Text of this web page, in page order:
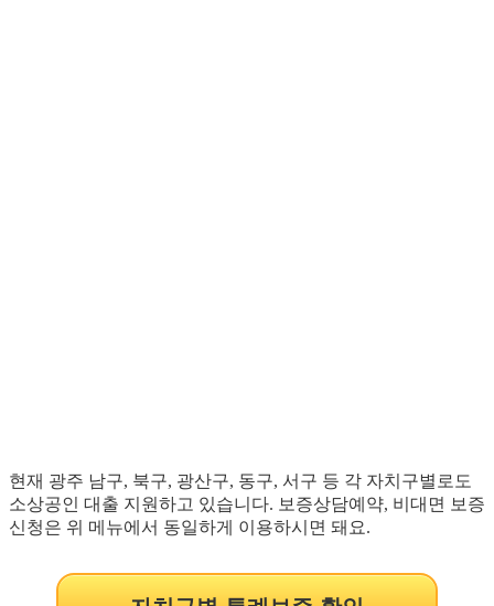
현재 광주 남구, 북구, 광산구, 동구, 서구 등 각 자치구별로도
소상공인 대출 지원하고 있습니다. 보증상담예약, 비대면 보증
신청은 위 메뉴에서 동일하게 이용하시면 돼요.